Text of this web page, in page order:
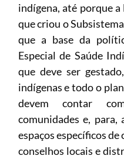
indígena, até porque
que criou o
que a base da
Especial de Saúde
que deve ser
indígenas e todo o
devem contar
comunidades e, para,
espaços específicos
conselhos locais e